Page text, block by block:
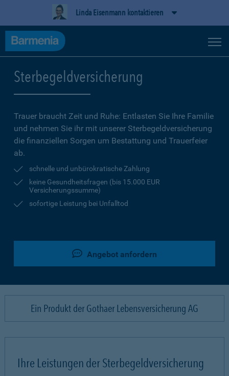
Linda Eisenmann kontaktieren
Sterbegeldversicherung
Trauer braucht Zeit und Ruhe: Entlasten Sie Ihre Familie
und nehmen Sie ihr mit unserer Sterbegeldversicherung
die finanziellen Sorgen um Bestattung und Trauerfeier
ab.
schnelle und unbürokratische Zahlung
keine Gesundheitsfragen (bis 15.000 EUR
Versicherungssumme)
sofortige Leistung bei Unfalltod
Angebot anfordern
Ein Produkt der Gothaer Lebensversicherung AG
Ihre Leistungen der Sterbegeldversicherung